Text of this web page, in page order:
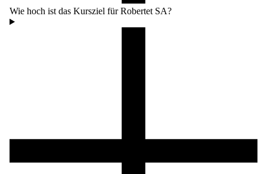
Wie hoch ist das Kursziel für Robertet SA?